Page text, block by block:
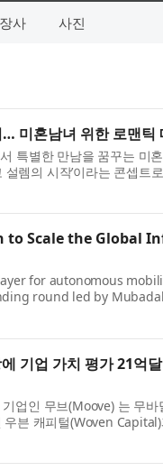
사 사진
미혼남녀 위한 로맨틱
특별한 만남을 꿈꾸는 미
설렘의 시작’이라는 콘셉
to Scale the Global
for autonomous
round led by
기업 가치 평가 21억
업인 무브(Moove) 는 무
븐 캐피털(Woven